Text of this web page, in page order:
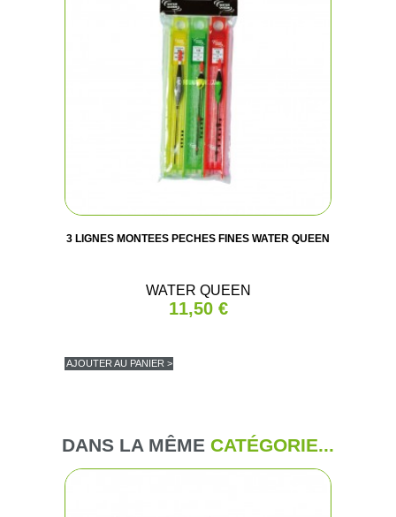
3 LIGNES MONTEES PECHES FINES WATER QUEEN
WATER QUEEN
11,50 €
AJOUTER AU PANIER >
DANS LA MÊME CATÉGORIE...